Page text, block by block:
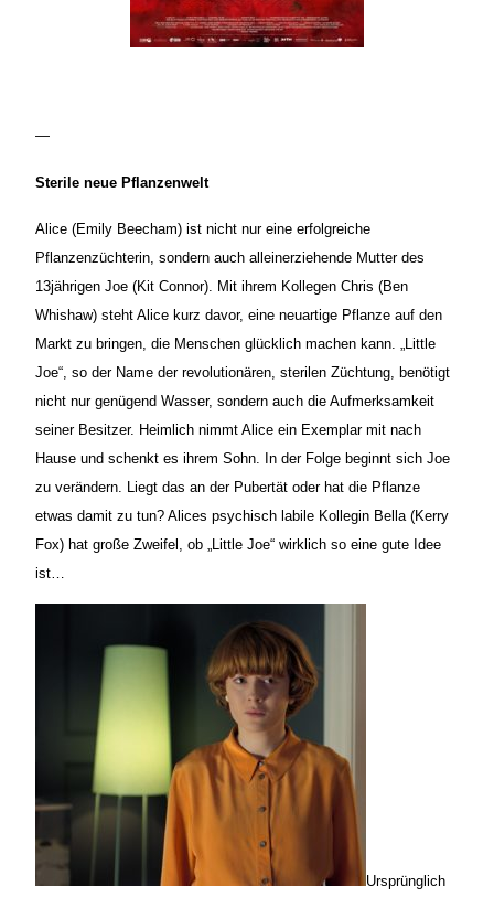
—
Sterile neue Pflanzenwelt
Alice (Emily Beecham) ist nicht nur eine erfolgreiche
Pflanzenzüchterin, sondern auch alleinerziehende Mutter des
13jährigen Joe (Kit Connor). Mit ihrem Kollegen Chris (Ben
Whishaw) steht Alice kurz davor, eine neuartige Pflanze auf den
Markt zu bringen, die Menschen glücklich machen kann. „Little
Joe“, so der Name der revolutionären, sterilen Züchtung, benötigt
nicht nur genügend Wasser, sondern auch die Aufmerksamkeit
seiner Besitzer. Heimlich nimmt Alice ein Exemplar mit nach
Hause und schenkt es ihrem Sohn. In der Folge beginnt sich Joe
zu verändern. Liegt das an der Pubertät oder hat die Pflanze
etwas damit zu tun? Alices psychisch labile Kollegin Bella (Kerry
Fox) hat große Zweifel, ob „Little Joe“ wirklich so eine gute Idee
ist…
Ursprünglich